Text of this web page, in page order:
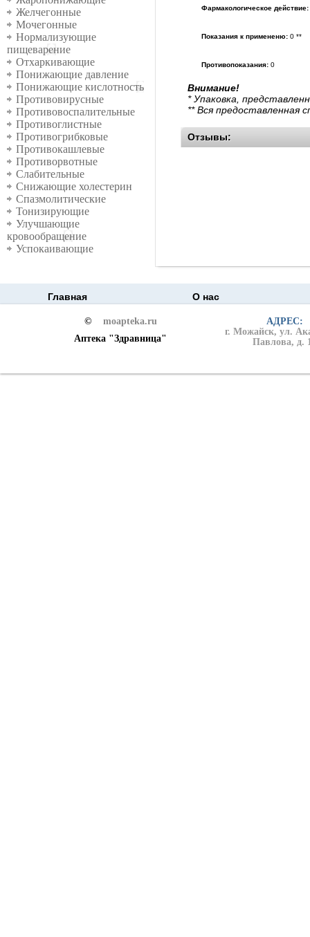
Желчегонные
Мочегонные
Нормализующие
пищеварение
Отхаркивающие
Понижающие давление
Понижающие кислотность
Противовирусные
Противовоспалительные
Противоглистные
Противогрибковые
Противокашлевые
Противорвотные
Слабительные
Снижающие холестерин
Спазмолитические
Тонизирующие
Улучшающие
кровообращение
Успокаивающие
Фармакологическое действие:
Показания к примененю: 0 **
Противопоказания: 0
Внимание!
* Упаковка,
** Вся предоставленная
Отзывы:
Главная О нас
©
moapteka.ru
Аптека "Здравница"
АДРЕС:
г. Можайск, ул.
Павлова, д.